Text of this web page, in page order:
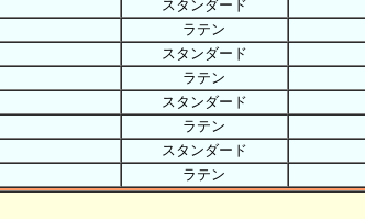
スタンダード
ラテン
スタンダード
ラテン
スタンダード
ラテン
スタンダード
ラテン